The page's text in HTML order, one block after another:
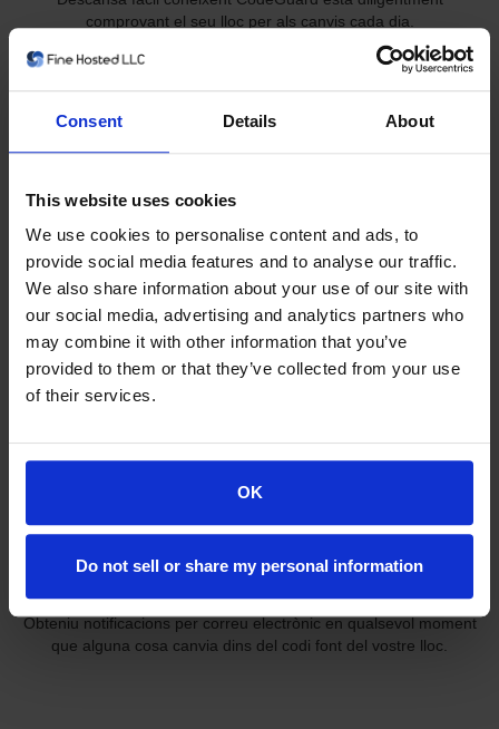
Consent Details About
This website uses cookies
We use cookies to personalise content and ads, to
provide social media features and to analyse our traffic.
We also share information about your use of our site with
our social media, advertising and analytics partners who
may combine it with other information that you’ve
provided to them or that they’ve collected from your use
of their services.
OK
Do not sell or share my personal information
comprovant el seu lloc per als canvis cada dia.
Actualitzacions automàtiques de WordPress
Actualitzar automàticament WordPress i els seus connectors per
mantenir-lo segur amb recuperació automàtica en cas de
Obteniu notificacions per correu electrònic en qualsevol moment
que alguna cosa canvia dins del codi font del vostre lloc.